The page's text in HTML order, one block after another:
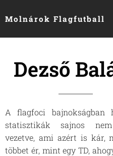
Molnárok Flagfutball
Dezső
A flagfoci bajnokságban
statisztikák sajnos
vezetve, ami azért is kár,
többet ér, mint egy TD,